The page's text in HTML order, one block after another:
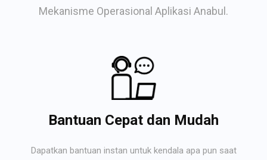
Mekanisme Operasional Aplikasi Anabul.
Bantuan Cepat dan Mudah
Dapatkan bantuan instan untuk kendala apa pun saat